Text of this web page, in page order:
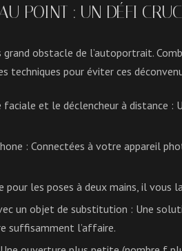
POINT : UN DÉFI
obstacle de l’autoportrait.
techniques pour éviter ces
faciale et le déclencheur à distance :
: Connectées à votre appareil
pour les poses à deux mains, il
un objet de substitution : Une
suffisamment l’affaire.